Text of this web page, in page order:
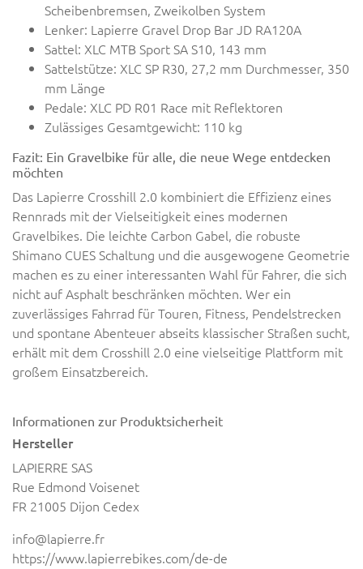
Scheibenbremsen, Zweikolben System
Lenker: Lapierre Gravel Drop Bar JD RA120A
Sattel: XLC MTB Sport SA S10, 143 mm
Sattelstütze: XLC SP R30, 27,2 mm Durchmesser, 350
mm Länge
Pedale: XLC PD R01 Race mit Reflektoren
Zulässiges Gesamtgewicht: 110 kg
Fazit: Ein Gravelbike für alle, die neue Wege entdecken
möchten
Das Lapierre Crosshill 2.0 kombiniert die Effizienz eines
Rennrads mit der Vielseitigkeit eines modernen
Gravelbikes. Die leichte Carbon Gabel, die robuste
Shimano CUES Schaltung und die ausgewogene Geometrie
machen es zu einer interessanten Wahl für Fahrer, die sich
nicht auf Asphalt beschränken möchten. Wer ein
zuverlässiges Fahrrad für Touren, Fitness, Pendelstrecken
und spontane Abenteuer abseits klassischer Straßen sucht,
erhält mit dem Crosshill 2.0 eine vielseitige Plattform mit
großem Einsatzbereich.
Informationen zur Produktsicherheit
Hersteller
LAPIERRE SAS
Rue Edmond Voisenet
FR 21005 Dijon Cedex
info@lapierre.fr
https://www.lapierrebikes.com/de-de